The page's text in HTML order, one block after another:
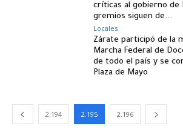
críticas al gobierno de
gremios siguen de...
Locales
Zárate participó de la
Marcha Federal de
de todo el país y se
Plaza de Mayo
2.194 2.195 2.196